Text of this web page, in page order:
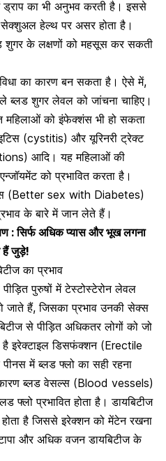
का भी अनुभव करती है। इससे
सेक्शुअल हेल्थ पर असर होता है।
शुगरके लक्षणों को महसूस कर सकती
का कारण बन सकता है। ऐसे में,
ब्लड शुगर लेवल को जांचना चाहिए ।
महिलाओं को इंफेक्शंस भी हो सकता
(cystitis) और यूरिनरी ट्रेक्ट
आदि। यह महिलाओं की
को प्रभावित करता है।
(Better sex with Diabetes)
के बारे में जान लेते हैं।
: सिर्फ अधिक प्यास और भूख लगना
हैं जुड़े!
का प्रभाव
पुरुषों में टेस्टोस्टेरोन लेवल
हैं, जिसका प्रभाव उनकी सेक्स
से पीड़ित अधिकतर लोगों को जो
है इरेक्टाइल डिसफंक्शन (Erectile
में ब्लड फ्लो का सही रहना
ब्लड वेसल्स (Blood vessels)
फ्लो प्रभावित होता है। डायबिटीज
है जिससे इरेक्शन को मेंटेन रखना
और अधिक वजन डायबिटीज के